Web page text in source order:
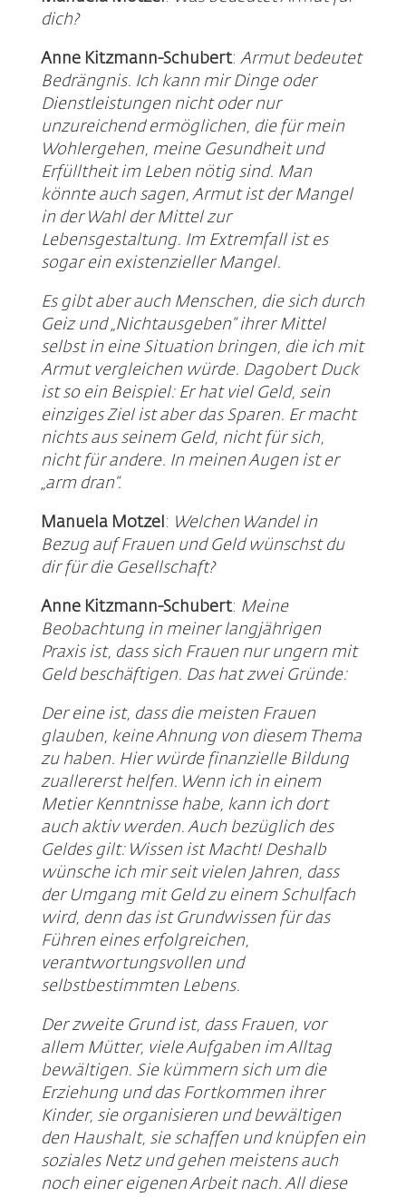
dich?
Anne Kitzmann-Schubert: Armut bedeutet
Bedrängnis. Ich kann mir Dinge oder
Dienstleistungen nicht oder nur
unzureichend ermöglichen, die für mein
Wohlergehen, meine Gesundheit und
Erfülltheit im Leben nötig sind. Man
könnte auch sagen, Armut ist der Mangel
in der Wahl der Mittel zur
Lebensgestaltung. Im Extremfall ist es
sogar ein existenzieller Mangel.
Es gibt aber auch Menschen, die sich durch
Geiz und „Nichtausgeben“ ihrer Mittel
selbst in eine Situation bringen, die ich mit
Armut vergleichen würde. Dagobert Duck
ist so ein Beispiel: Er hat viel Geld, sein
einziges Ziel ist aber das Sparen. Er macht
nichts aus seinem Geld, nicht für sich,
nicht für andere. In meinen Augen ist er
„arm dran“.
Manuela Motzel : Welchen Wandel in
Bezug auf Frauen und Geld wünschst du
dir für die Gesellschaft?
Anne Kitzmann-Schubert: Meine
Beobachtung in meiner langjährigen
Praxis ist, dass sich Frauen nur ungern mit
Geld beschäftigen. Das hat zwei Gründe:
Der eine ist, dass die meisten Frauen
glauben, keine Ahnung von diesem Thema
zu haben. Hier würde finanzielle Bildung
zuallererst helfen. Wenn ich in einem
Metier Kenntnisse habe, kann ich dort
auch aktiv werden. Auch bezüglich des
Geldes gilt: Wissen ist Macht! Deshalb
wünsche ich mir seit vielen Jahren, dass
der Umgang mit Geld zu einem Schulfach
wird, denn das ist Grundwissen für das
Führen eines erfolgreichen,
verantwortungsvollen und
selbstbestimmten Lebens.
Der zweite Grund ist, dass Frauen, vor
allem Mütter, viele Aufgaben im Alltag
bewältigen. Sie kümmern sich um die
Erziehung und das Fortkommen ihrer
Kinder, sie organisieren und bewältigen
den Haushalt, sie schaffen und knüpfen ein
soziales Netz und gehen meistens auch
noch einer eigenen Arbeit nach. All diese